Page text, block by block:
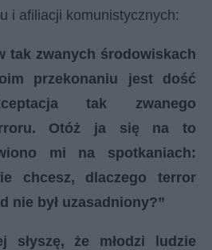
i afiliacji komunistycznych:
tak zwanych środowiskach
przekonaniu jest dość
tak zwanego
Otóż ja się na to
mi na spotkaniach:
chcesz, dlaczego terror
nie był uzasadniony?”
słyszę, że młodzi ludzie